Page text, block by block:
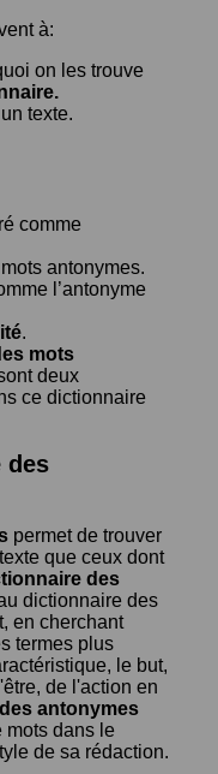
à:
on les trouve
texte.
comme
antonymes.
l’antonyme
.
mots
deux
ce dictionnaire
des
permet de trouver
que ceux dont
des
dictionnaire des
en cherchant
termes plus
le but,
de l'action en
antonymes
mots dans le
de sa rédaction.